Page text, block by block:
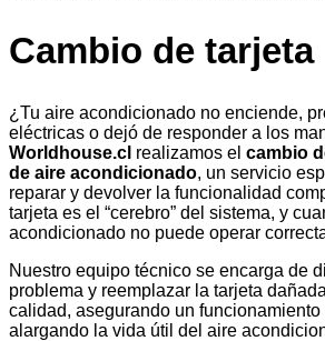
Cambio de tarjeta
¿Tu aire acondicionado no enciende,
eléctricas o dejó de responder a los
Worldhouse.cl realizamos el cambio
de aire acondicionado, un servicio
reparar y devolver la funcionalidad
tarjeta es el “cerebro” del sistema, y
acondicionado no puede operar
Nuestro equipo técnico se encarga de
problema y reemplazar la tarjeta
calidad, asegurando un
alargando la vida útil del aire